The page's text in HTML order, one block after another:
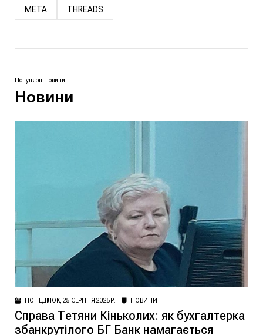
META THREADS
Популярні новини
Новини
ПОНЕДІЛОК, 25 СЕРПНЯ 2025 Р. НОВИНИ
Справа Тетяни Кіньколих: як бухгалтерка
збанкрутілого БГ Банк намагається